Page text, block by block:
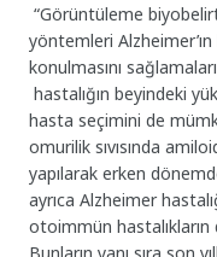
“Görüntüleme
yöntemleri
konulmasını
hastalığın beyindeki
hasta seçimini de
omurilik sıvısında
yapılarak erken
ayrıca Alzheimer
otoimmün hastalıkların
Bunların yanı sıra son